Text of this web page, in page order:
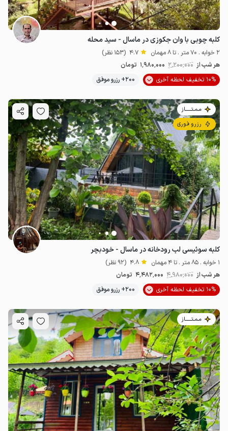
کلبه چوبی با وان جکوزی در ماسال - سید محله
2 خوابه . 70 متر . تا 8 مهمان 4.7 (153 نظر)
هر شب از 2٬200٬000 1٬980٬000 تومان
10% تخفیف لحظه آخری
200+ رزرو موفق
مـمـتــــــاز
رزرو فوری
کلبه سوئیسی لب رودخانه در ماسال - خودبچر
1 خوابه . 85 متر . تا 4 مهمان 4.8 (92 نظر)
هر شب از 4٬980٬000 4٬482٬000 تومان
10% تخفیف لحظه آخری
200+ رزرو موفق
مـمـتــــــاز